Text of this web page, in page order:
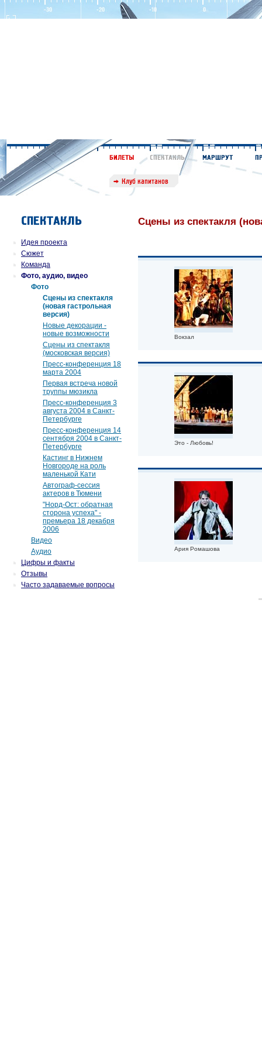
Идея проекта
Сюжет
Команда
Фото, аудио, видео
Фото
Сцены из спектакля
(новая гастрольная
версия)
Новые декорации -
новые возможности
Сцены из спектакля
(московская версия)
Пресс-конференция 18
марта 2004
Первая встреча новой
труппы мюзикла
Пресс-конференция 3
августа 2004 в Санкт-
Петербурге
Пресс-конференция 14
сентября 2004 в Санкт-
Петербурге
Кастинг в Нижнем
Новгороде на роль
маленькой Кати
Автограф-сессия
актеров в Тюмени
"Норд-Ост: обратная
сторона успеха" -
премьера 18 декабря
2006
Видео
Аудио
Цифры и факты
Отзывы
Часто задаваемые вопросы
Сцены из спектакля
Вокзал
Это - Любовь!
Ария Ромашова